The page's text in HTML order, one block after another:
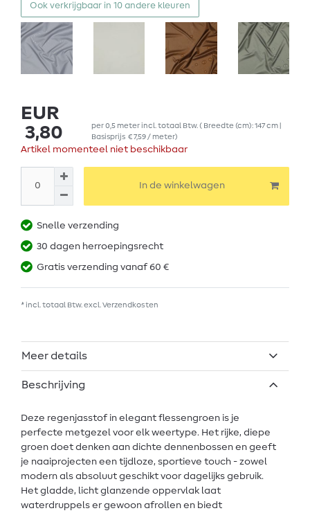
Ook verkrijgbaar in 10 andere kleuren
EUR
3,80
per0,5 meterincl. totaal Btw. ( Breedte (cm): 147 cm |
Basisprijs € 7,59 / meter)
Artikel momenteel niet beschikbaar
In de winkelwagen
Snelle verzending
30 dagen herroepingsrecht
Gratis verzending vanaf 60 €
* incl. totaal Btw. excl. Verzendkosten
Meer details
Beschrijving
Deze regenjasstof in elegant flessengroen is je
perfecte metgezel voor elk weertype. Het rijke, diepe
groen doet denken aan dichte dennenbossen en geeft
je naaiprojecten een tijdloze, sportieve touch - zowel
modern als absoluut geschikt voor dagelijks gebruik.
Het gladde, licht glanzende oppervlak laat
waterdruppels er gewoon afrollen en biedt